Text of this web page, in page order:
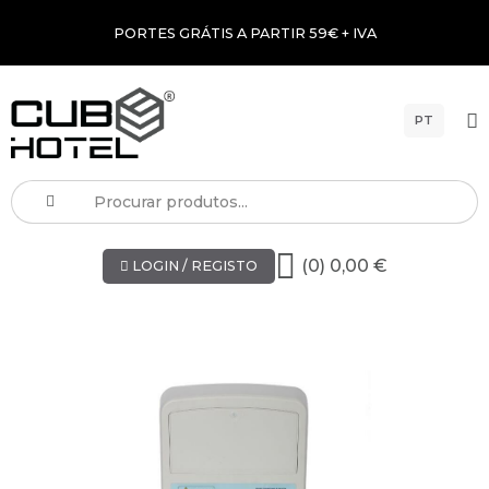
PORTES GRÁTIS A PARTIR 59€ + IVA
PT
LOGIN / REGISTO (0) 0,00 €